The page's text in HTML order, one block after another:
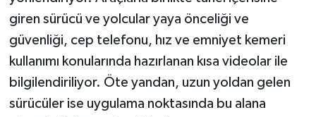
giren sürücü ve yolcular yaya önceliği ve
güvenliği, cep telefonu, hız ve emniyet kemeri
kullanımı konularında hazırlanan kısa videolar ile
bilgilendiriliyor. Öte yandan, uzun yoldan gelen
sürücüler ise uygulama noktasında bu alana
Politika
Resmi İlan
Röportaj
Sağlık